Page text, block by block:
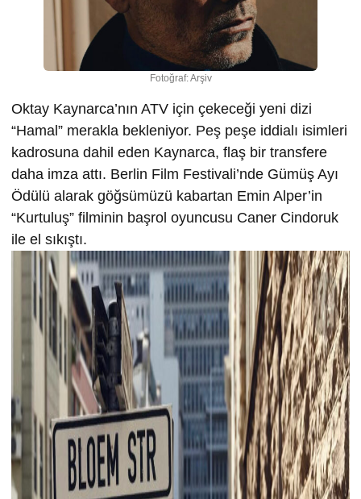
Fotoğraf: Arşiv
Oktay Kaynarca’nın ATV için çekeceği yeni dizi
“Hamal” merakla bekleniyor. Peş peşe iddialı isimleri
kadrosuna dahil eden Kaynarca, flaş bir transfere
daha imza attı. Berlin Film Festivali’nde Gümüş Ayı
Ödülü alarak göğsümüzü kabartan Emin Alper’in
“Kurtuluş” filminin başrol oyuncusu Caner Cindoruk
ile el sıkıştı.